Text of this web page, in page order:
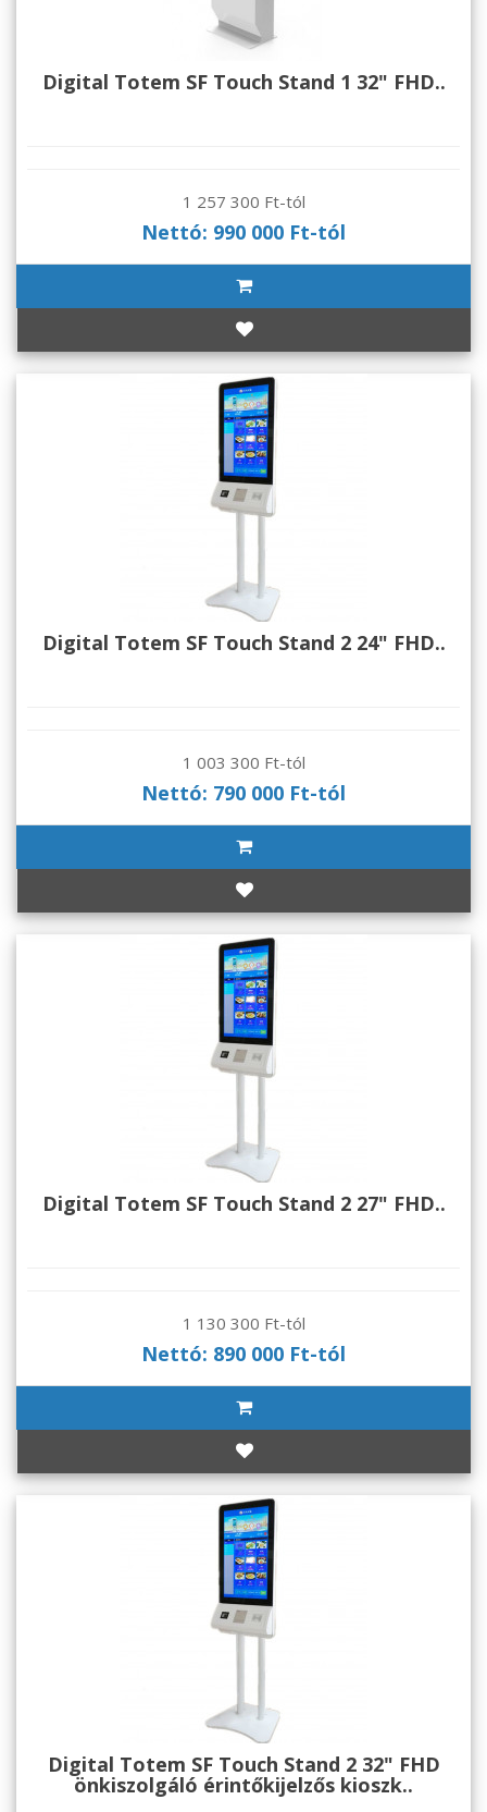
Digital Totem SF Touch Stand 1 32" FHD..
1 257 300 Ft-tól
Nettó: 990 000 Ft-tól
Digital Totem SF Touch Stand 2 24" FHD..
1 003 300 Ft-tól
Nettó: 790 000 Ft-tól
Digital Totem SF Touch Stand 2 27" FHD..
1 130 300 Ft-tól
Nettó: 890 000 Ft-tól
Digital Totem SF Touch Stand 2 32" FHD
önkiszolgáló érintőkijelzős kioszk..